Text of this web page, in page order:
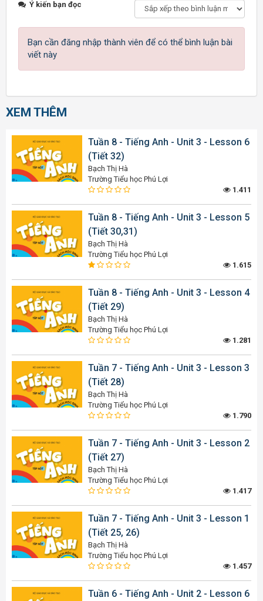
Ý kiến bạn đọc
Bạn cần đăng nhập thành viên để có thể bình luận bài
viết này
XEM THÊM
Tuần 8 - Tiếng Anh - Unit 3 - Lesson 6
(Tiết 32)
Bạch Thị Hà
Trường Tiểu học Phú Lợi
1.411
Tuần 8 - Tiếng Anh - Unit 3 - Lesson 5
(Tiết 30,31)
Bạch Thị Hà
Trường Tiểu học Phú Lợi
1.615
Tuần 8 - Tiếng Anh - Unit 3 - Lesson 4
(Tiết 29)
Bạch Thị Hà
Trường Tiểu học Phú Lợi
1.281
Tuần 7 - Tiếng Anh - Unit 3 - Lesson 3
(Tiết 28)
Bạch Thị Hà
Trường Tiểu học Phú Lợi
1.790
Tuần 7 - Tiếng Anh - Unit 3 - Lesson 2
(Tiết 27)
Bạch Thị Hà
Trường Tiểu học Phú Lợi
1.417
Tuần 7 - Tiếng Anh - Unit 3 - Lesson 1
(Tiết 25, 26)
Bạch Thị Hà
Trường Tiểu học Phú Lợi
1.457
Tuần 6 - Tiếng Anh - Unit 2 - Lesson 6